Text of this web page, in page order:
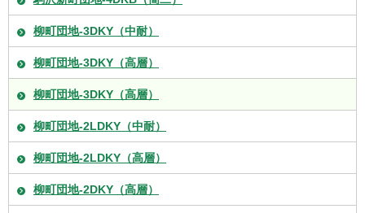
柳町団地-3DKY（中耐）
柳町団地-3DKY（高層）
柳町団地-3DKY（高層）
柳町団地-2LDKY（中耐）
柳町団地-2LDKY（高層）
柳町団地-2DKY（高層）